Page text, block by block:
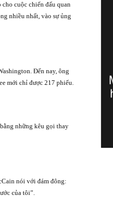
cuộc chiến đấu quan
nhiều nhất, vào sự ủng
Đến nay, ông
mới chỉ được 217 phiếu.
những kêu gọi thay
nói với đám đông:
của tôi”.